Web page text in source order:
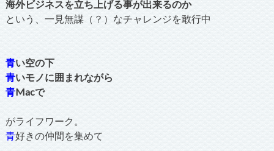
海外ビジネスを立ち上げる事が出来るのか
という、一見無謀（？）なチャレンジを敢行中
青い空の下
青いモノに囲まれながら
青Macで
がライフワーク。
青好きの仲間を集めて